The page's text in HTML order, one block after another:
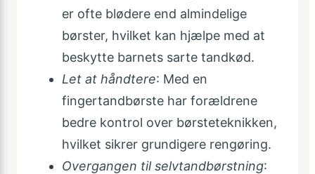
er ofte blødere end almindelige
børster, hvilket kan hjælpe med at
beskytte barnets sarte tandkød.
Let at håndtere: Med en
fingertandbørste har forældrene
bedre kontrol over børsteteknikken,
hvilket sikrer grundigere rengøring.
Overgangen til selvtandbørstning: